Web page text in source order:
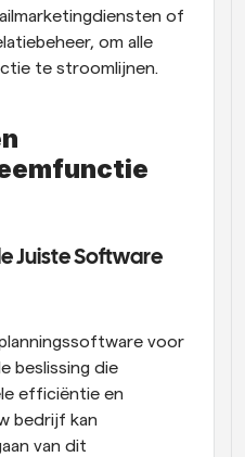
of
om alle
te stroomlijnen.
Juiste Software
voor
beslissing die
efficiëntie en
bedrijf kan
van dit